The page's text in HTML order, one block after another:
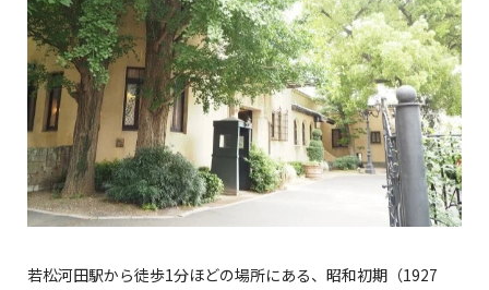
若松河田駅から徒歩1分ほどの場所にある、昭和初期（1927